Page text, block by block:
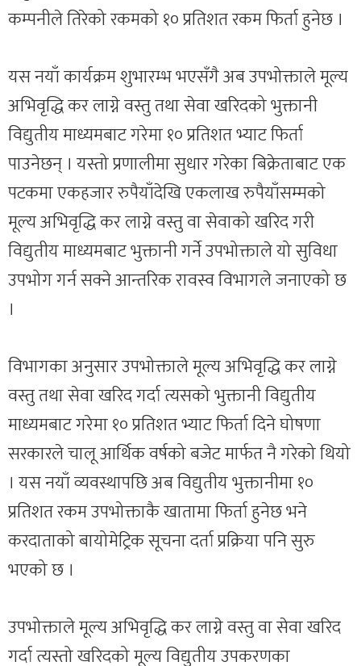
कम्पनीले तिरेको रकमको १० प्रतिशत रकम फिर्ता हुनेछ ।
यस नयाँ कार्यक्रम शुभारम्भ भएसँगै अब उपभोक्ताले मूल्य
अभिवृद्धि कर लाग्ने वस्तु तथा सेवा खरिदको भुक्तानी
विद्युतीय माध्यमबाट गरेमा १० प्रतिशत भ्याट फिर्ता
पाउनेछन् । यस्तो प्रणालीमा सुधार गरेका बिक्रेताबाट एक
पटकमा एकहजार रुपैयाँदेखि एकलाख रुपैयाँसम्मको
मूल्य अभिवृद्धि कर लाग्ने वस्तु वा सेवाको खरिद गरी
विद्युतीय माध्यमबाट भुक्तानी गर्ने उपभोक्ताले यो सुविधा
उपभोग गर्न सक्ने आन्तरिक रावस्व विभागले जनाएको छ
।
विभागका अनुसार उपभोक्ताले मूल्य अभिवृद्धि कर लाग्ने
वस्तु तथा सेवा खरिद गर्दा त्यसको भुक्तानी विद्युतीय
माध्यमबाट गरेमा १० प्रतिशत भ्याट फिर्ता दिने घोषणा
सरकारले चालू आर्थिक वर्षको बजेट मार्फत नै गरेको थियो
। यस नयाँ व्यवस्थापछि अब विद्युतीय भुक्तानीमा १०
प्रतिशत रकम उपभोक्ताकै खातामा फिर्ता हुनेछ भने
करदाताको बायोमेट्रिक सूचना दर्ता प्रक्रिया पनि सुरु
भएको छ ।
उपभोक्ताले मूल्य अभिवृद्धि कर लाग्ने वस्तु वा सेवा खरिद
गर्दा त्यस्तो खरिदको मूल्य विद्युतीय उपकरणका